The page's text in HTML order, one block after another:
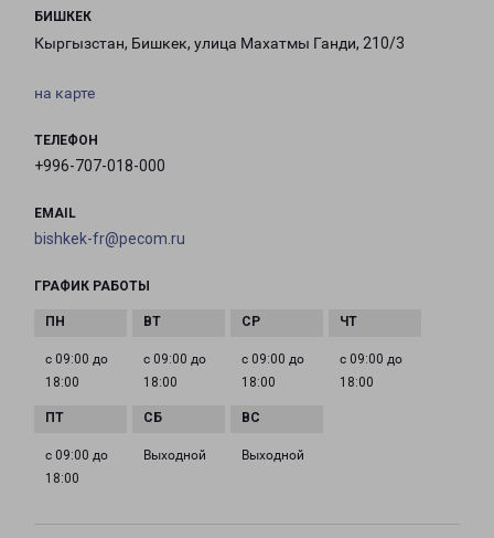
БИШКЕК
Кыргызстан, Бишкек, улица Махатмы Ганди, 210/3
на карте
ТЕЛЕФОН
+996-707-018-000
EMAIL
bishkek-fr@pecom.ru
ГРАФИК РАБОТЫ
с 09:00 до
18:00
с 09:00 до
18:00
с 09:00 до
18:00
с 09:00 до
18:00
с 09:00 до
18:00
Выходной Выходной